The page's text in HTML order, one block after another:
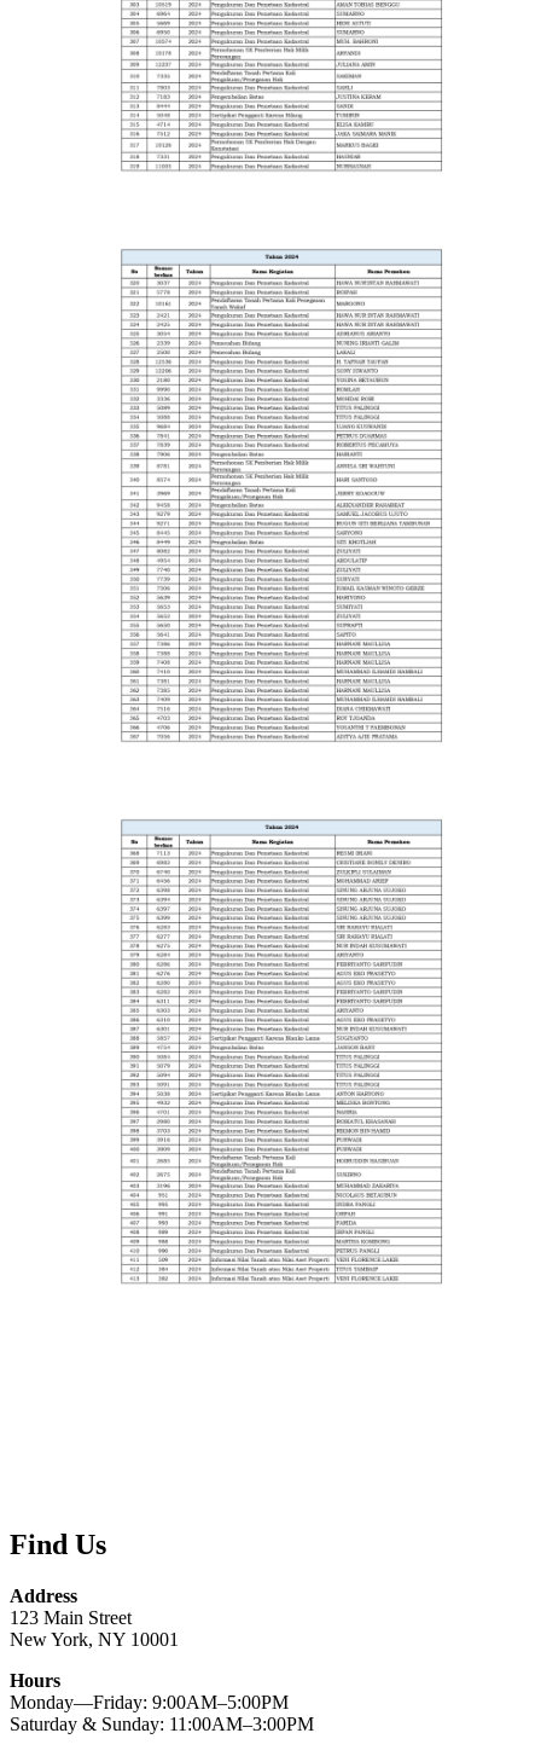
Find Us
Address
123 Main Street
New York, NY 10001
Hours
Monday—Friday: 9:00AM–5:00PM
Saturday & Sunday: 11:00AM–3:00PM